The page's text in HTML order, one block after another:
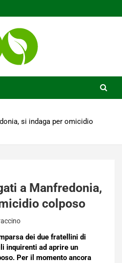
si indaga per omicidio
a Manfredonia,
colposo
dei due fratellini di
inquirenti ad aprire un
Per il momento ancora